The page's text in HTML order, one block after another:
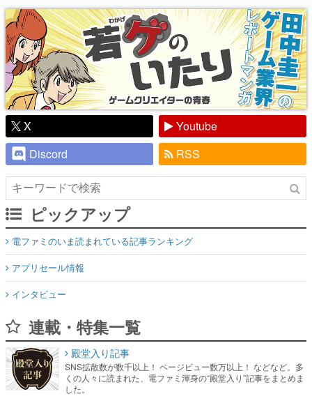
り】
X
Youtube
Discord
RSS
ピックアップ
電ファミのいま読まれている記事ランキング
アプリセール情報
インタビュー
連載・特集一覧
殿堂入り記事
SNS拡散数が数千以上！ ページビュー数万以上！ などなど。多
くの人々に読まれた、電ファミ渾身の“殿堂入り”記事をまとめま
した。